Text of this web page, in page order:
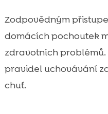
Zodpovědným
domácích pochoutek
zdravotních
pravidel uchovávání
chuť.